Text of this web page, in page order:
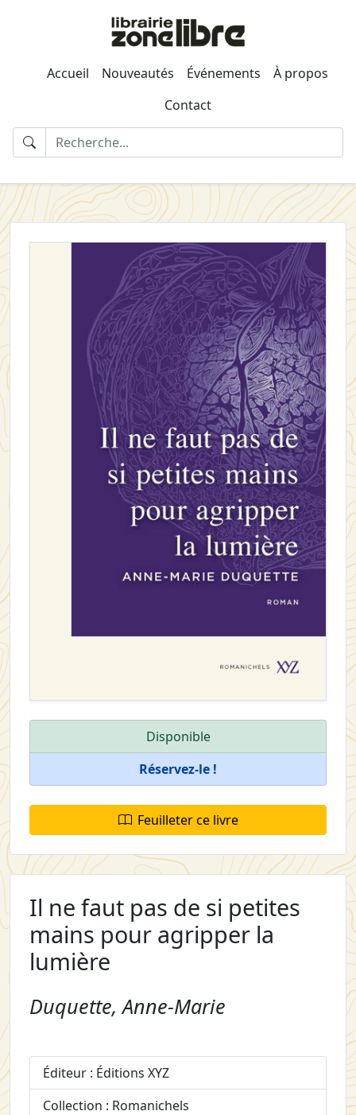
Accueil Nouveautés Événements
À propos
Contact
Disponible
Réservez-le !
Feuilleter ce livre
Il ne faut pas de si petites
mains pour agripper la
lumière
Duquette, Anne-Marie
Éditeur : Éditions XYZ
Collection : Romanichels